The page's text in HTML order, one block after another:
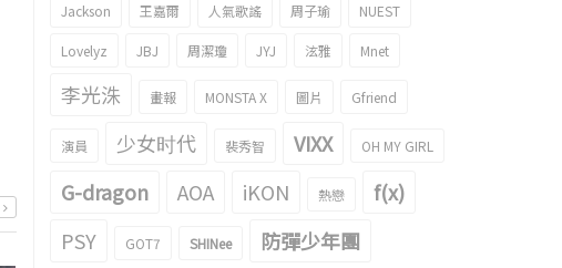
Jackson 王嘉爾 人氣歌謠 周子瑜 NUEST
Lovelyz JBJ 周潔瓊 JYJ 泫雅 Mnet
李光洙 畫報 MONSTA X 圖片 Gfriend
演員 少女时代 裴秀智 VIXX OH MY GIRL
G-dragon AOA iKON 熱戀
f(x)
PSY
GOT7 SHINee 防彈少年團